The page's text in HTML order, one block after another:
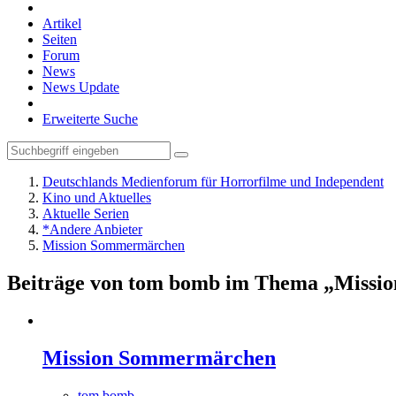
Artikel
Seiten
Forum
News
News Update
Erweiterte Suche
Deutschlands Medienforum für Horrorfilme und Independent
Kino und Aktuelles
Aktuelle Serien
*Andere Anbieter
Mission Sommermärchen
Beiträge von tom bomb im Thema
Mission Sommermärchen